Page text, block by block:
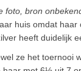
foto, bron
huis omdat haar
heeft duidelijk
ze het toernooi